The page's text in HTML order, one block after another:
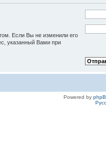
Если Вы не изменили его
указанный Вами при
Powered by